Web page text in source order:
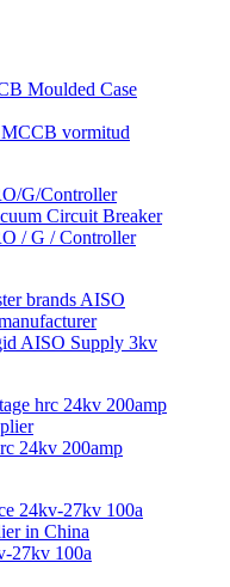
vormitud
/ G / Controller
AISO Supply 3kv
24kv 200amp
27kv 100a